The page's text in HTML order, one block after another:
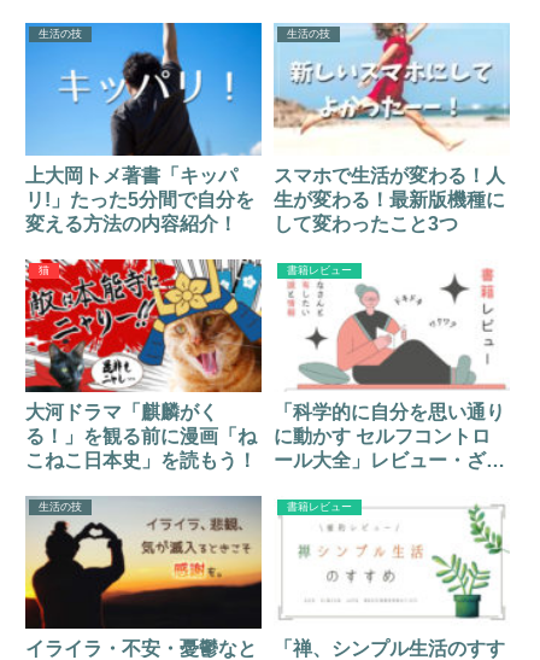
生活の技
上大岡トメ著書「キッパ
リ!」たった5分間で自分を
変える方法の内容紹介！
生活の技
スマホで生活が変わる！人
生が変わる！最新版機種に
して変わったこと3つ
猫
大河ドラマ「麒麟がく
る！」を観る前に漫画「ね
こねこ日本史」を読もう！
書籍レビュー
「科学的に自分を思い通り
に動かす セルフコントロ
ール大全」レビュー・ざっ
生活の技
イライラ・不安・憂鬱なと
書籍レビュー
「禅、シンプル生活のすす